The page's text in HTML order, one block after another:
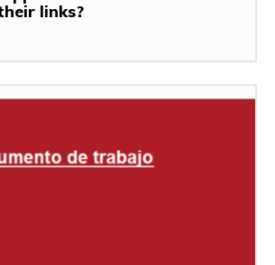
links?